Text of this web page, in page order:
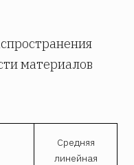
материалов
Средняя
линейная